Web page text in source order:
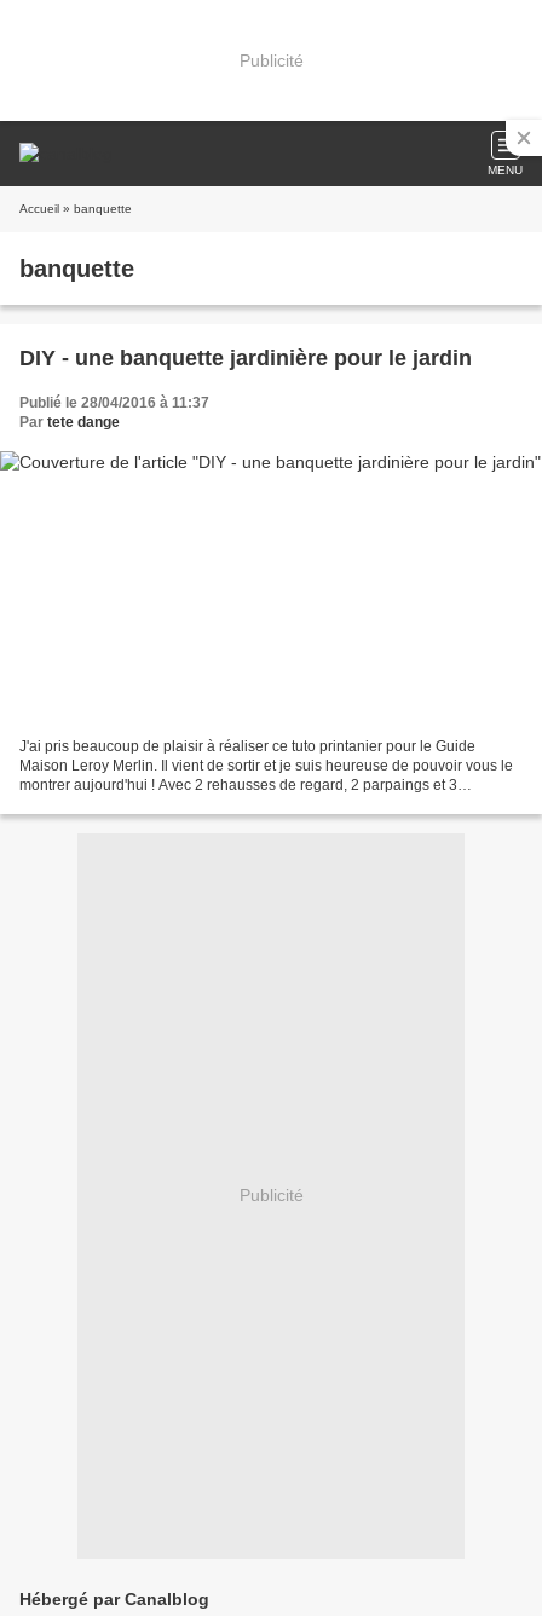
Publicité
MENU
Accueil » banquette
banquette
DIY - une banquette jardinière pour le jardin
Publié le 28/04/2016 à 11:37
Par tete dange
J'ai pris beaucoup de plaisir à réaliser ce tuto printanier pour le Guide
Maison Leroy Merlin. Il vient de sortir et je suis heureuse de pouvoir vous le
montrer aujourd'hui ! Avec 2 rehausses de regard, 2 parpaings et 3
Publicité
Hébergé par Canalblog